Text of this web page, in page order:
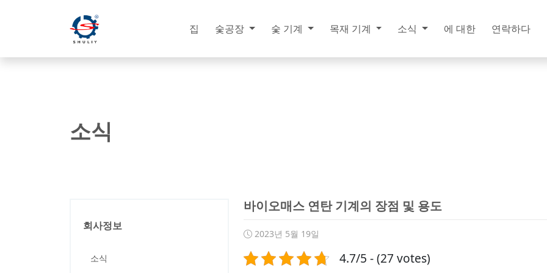
집 숯공장 숯 기계 목재 기계 소식 에 대한 연락하다
소식
회사정보
소식
바이오매스 연탄 기계의 장점 및 용도
2023년 5월 19일
4.7/5 - (27 votes)